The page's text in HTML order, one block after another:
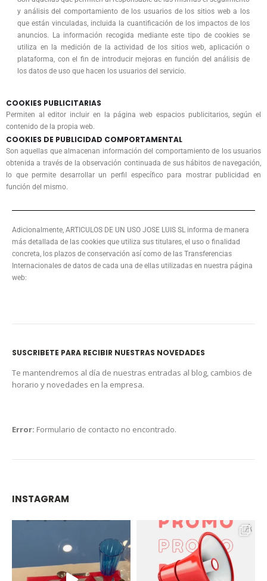
y análisis del comportamiento de los usuarios de los sitios web a los
que están vinculadas, incluida la cuantificación de los impactos de los
anuncios. La información recogida mediante este tipo de cookies se
utiliza en la medición de la actividad de los sitios web, aplicación o
plataforma, con el fin de introducir mejoras en función del análisis de
los datos de uso que hacen los usuarios del servicio.
COOKIES PUBLICITARIAS
Permiten al editor incluir en la página web espacios publicitarios, según el
contenido de la propia web.
COOKIES DE PUBLICIDAD COMPORTAMENTAL
Son aquellas que almacenan información del comportamiento de los usuarios
obtenida a través de la observación continuada de sus hábitos de navegación,
lo que permite desarrollar un perfil específico para mostrar publicidad en
función del mismo.
Adicionalmente, ARTICULOS DE UN USO JOSE LUIS SL informa de manera
más detallada de las cookies que utiliza sus titulares, el uso o finalidad
concreta, los plazos de conservación así como de las Transferencias
Internacionales de datos de cada una de ellas utilizadas en nuestra página
web:
SUSCRIBETE PARA RECIBIR NUESTRAS NOVEDADES
Te mantendremos al día de nuestras entradas al blog, cambios de
horario y novedades en la empresa.
Error: Formulario de contacto no encontrado.
INSTAGRAM